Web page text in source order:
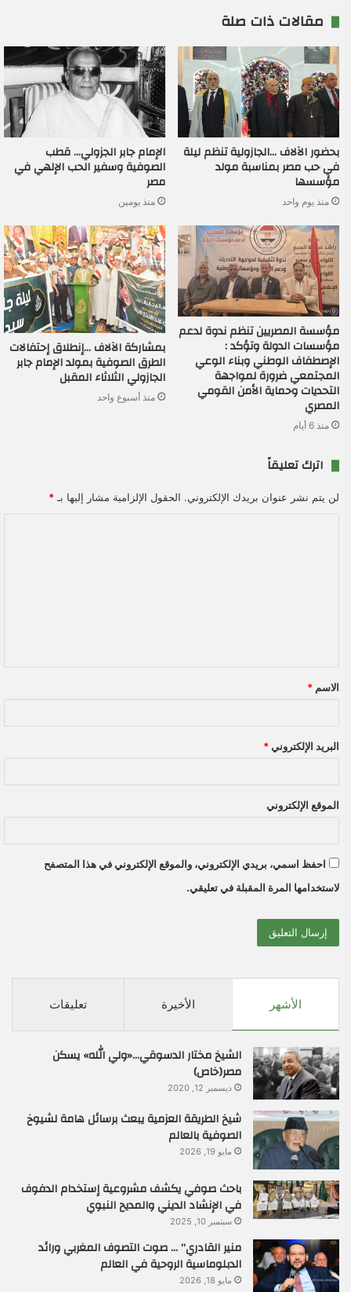
مقالات ذات صلة
بحضور الآلاف …الجازولية تنظم ليلة
في حب مصر بمناسبة مولد
مؤسسها
منذ يوم واحد
الإمام جابر الجزولي… قطب
الصوفية وسفير الحب الإلهي في
مصر
منذ يومين
مؤسسة المصريين تنظم ندوة لدعم
مؤسسات الدولة وتؤكد :
الإصطفاف الوطني وبناء الوعي
المجتمعي ضرورة لمواجهة
التحديات وحماية الأمن القومي
المصري
منذ 6 أيام
بمشاركة الآلاف …إنطلاق إحتفالات
الطرق الصوفية بمولد الإمام جابر
الجازولي الثلاثاء المقبل
منذ أسبوع واحد
اترك تعليقاً
لن يتم نشر عنوان بريدك الإلكتروني. الحقول الإلزامية مشار إليها بـ *
ق
*
الاسم *
البريد الإلكتروني *
الموقع الإلكتروني
احفظ اسمي، بريدي الإلكتروني، والموقع الإلكتروني في هذا المتصفح
لاستخدامها المرة المقبلة في تعليقي.
الأشهر الأخيرة تعليقات
الشيخ مختار الدسوقي…«ولي الله» يسكن
مصر(خاص)
ديسمبر 12, 2020
شيخ الطريقة العزمية يبعث برسائل هامة لشيوخ
الصوفية بالعالم
مايو 19, 2026
باحث صوفي يكشف مشروعية إستخدام الدفوف
في الإنشاد الديني والمديح النبوي
سبتمبر 10, 2025
منير القادري” … صوت التصوف المغربي ورائد
الدبلوماسية الروحية في العالم
مايو 18, 2026